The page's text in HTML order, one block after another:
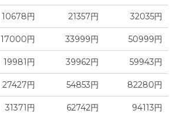
10678円 21357円 32035円
17000円 33999円 50999円
19981円 39962円 59943円
27427円 54853円 82280円
31371円 62742円 94113円